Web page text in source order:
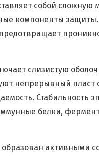
собой
компоненты защиты.
слизистую
непрерывный
Стабильность
белки,
образован активными